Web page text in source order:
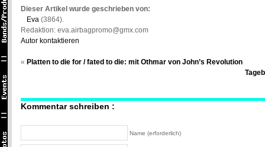
Dieser Artikel wurde geschrieben von:
Eva (3864).
Redaktion: eva.airbagpromo@gmx.com
Autor kontaktieren
« Platten to die for / fated to die: mit Othmar von John’s Revolution
Kommentar schreiben :
Name (erforderlich)